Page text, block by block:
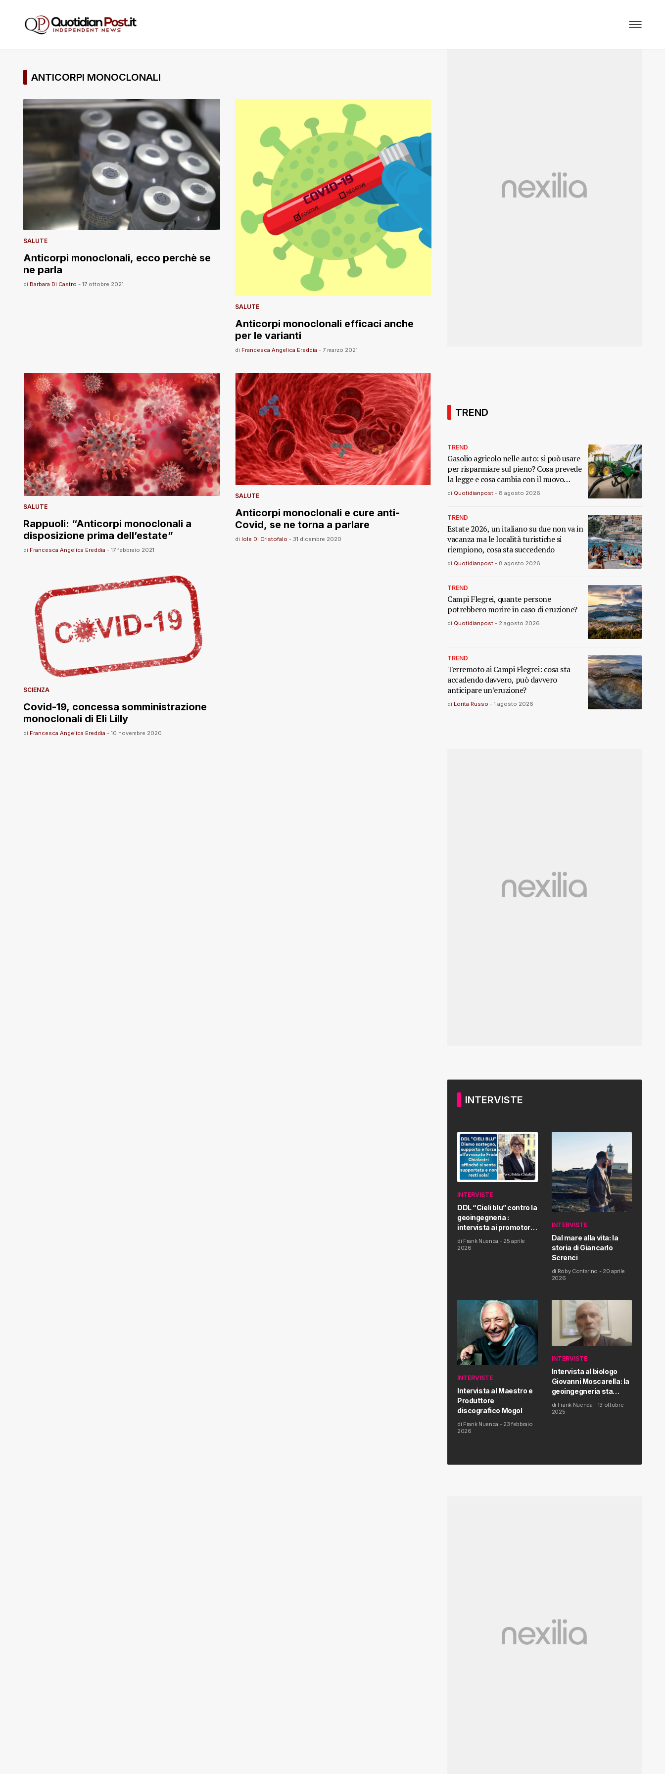
ANTICORPI MONOCLONALI
SALUTE
Anticorpi monoclonali, ecco perchè se
ne parla
di Barbara Di Castro - 17 ottobre 2021
SALUTE
Anticorpi monoclonali efficaci anche
per le varianti
di Francesca Angelica Ereddia - 7 marzo 2021
SALUTE
Rappuoli: “Anticorpi monoclonali a
disposizione prima dell’estate”
di Francesca Angelica Ereddia - 17 febbraio 2021
SALUTE
Anticorpi monoclonali e cure anti-
Covid, se ne torna a parlare
di Iole Di Cristofalo - 31 dicembre 2020
SCIENZA
Covid-19, concessa somministrazione
monoclonali di Eli Lilly
di Francesca Angelica Ereddia - 10 novembre 2020
TREND
TREND
Gasolio agricolo nelle auto: si può usare
per risparmiare sul pieno? Cosa prevede
la legge e cosa cambia con il nuovo
decreto
di Quotidianpost - 8 agosto 2026
TREND
Estate 2026, un italiano su due non va in
vacanza ma le località turistiche si
riempiono, cosa sta succedendo
di Quotidianpost - 8 agosto 2026
TREND
Campi Flegrei, quante persone
potrebbero morire in caso di eruzione?
di Quotidianpost - 2 agosto 2026
TREND
Terremoto ai Campi Flegrei: cosa sta
accadendo davvero, può davvero
anticipare un’eruzione?
di Lorita Russo - 1 agosto 2026
INTERVISTE
INTERVISTE
DDL “Cieli blu” contro la
geoingegneria :
intervista ai promotori
della tematica e della
Proposta di Legge
di Frank Nuenda - 25 aprile
2026
INTERVISTE
Dal mare alla vita: la
storia di Giancarlo
Screnci
di Roby Contarino - 20 aprile
2026
INTERVISTE
Intervista al Maestro e
Produttore
discografico Mogol
di Frank Nuenda - 23 febbraio
2026
INTERVISTE
Intervista al biologo
Giovanni Moscarella: la
geoingegneria sta
modificando il clima e la
salute dell’uomo
di Frank Nuenda - 13 ottobre
2025